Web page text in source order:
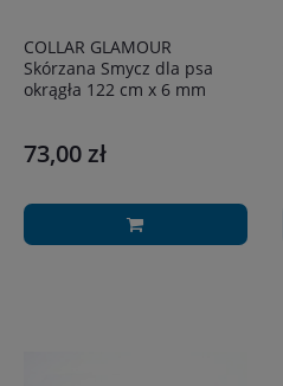
COLLAR GLAMOUR
Skórzana Smycz dla psa
okrągła 122 cm x 6 mm
73,00 zł